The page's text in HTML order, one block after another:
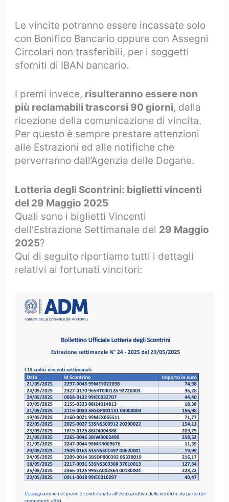
Le vincite potranno essere incassate solo
con Bonifico Bancario oppure con Assegni
Circolari non trasferibili, per i soggetti
sforniti di IBAN bancario.
I premi invece, risulteranno essere non
più reclamabili trascorsi 90 giorni, dalla
ricezione della comunicazione di vincita.
Per questo è sempre prestare attenzioni
alle Estrazioni ed alle notifiche che
perverranno dall’Agenzia delle Dogane.
Lotteria degli Scontrini: biglietti vincenti
del 29 Maggio 2025
Quali sono i biglietti Vincenti
dell’Estrazione Settimanale del 29 Maggio
2025?
Qui di seguito riportiamo tutti i dettagli
relativi ai fortunati vincitori: